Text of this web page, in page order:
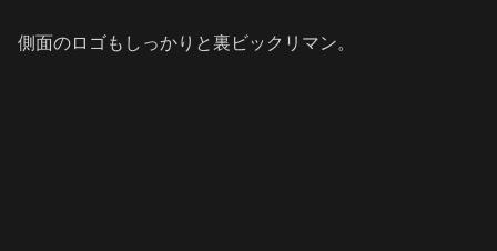
側面のロゴもしっかりと裏ビックリマン。